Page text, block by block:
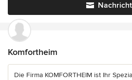
Nachricht
Komfortheim
Die Firma KOMFORTHEIM ist Ihr